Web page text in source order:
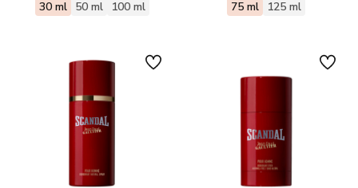
30 ml 50 ml 100 ml 75 ml 125 ml